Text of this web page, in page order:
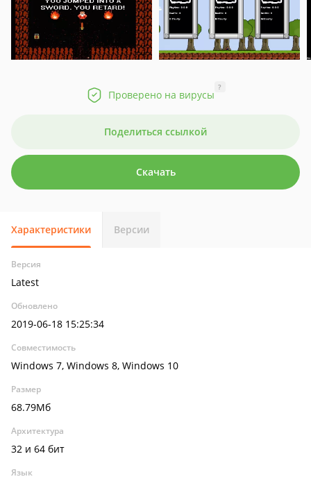
Проверено на вирусы
?
Поделиться ссылкой
Скачать
Характеристики Версии
Версия
Latest
Обновлено
2019-06-18 15:25:34
Совместимость
Windows 7, Windows 8, Windows 10
Размер
68.79Мб
Архитектура
32 и 64 бит
Язык